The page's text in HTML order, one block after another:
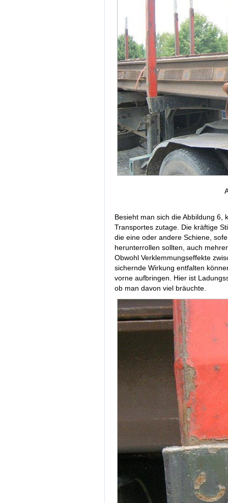
Besieht man sich die Abbildung 6,
Transportes zutage. Die kräftige
die eine oder andere Schiene,
herunterrollen sollten, auch
Obwohl Verklemmungseffekte
sichernde Wirkung entfalten
vorne aufbringen. Hier ist
ob man davon viel bräuchte.